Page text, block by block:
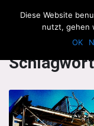
The
Diese Website
nutzt, gehen
OK